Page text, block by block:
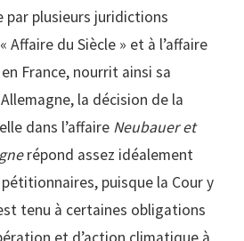
par plusieurs juridictions
Affaire du Siècle » et à l’affaire
France, nourrit ainsi sa
la décision de la
dans l’affaire Neubauer et
répond assez idéalement
puisque la Cour y
tenu à certaines obligations